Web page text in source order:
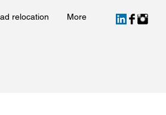
relocation More